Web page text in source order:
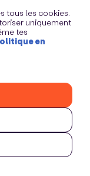
tous les cookies.
uniquement
tes
en